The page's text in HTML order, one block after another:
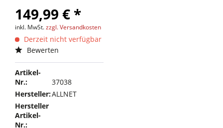
149,99 € *
inkl. MwSt.zzgl. Versandkosten
Derzeit nicht verfügbar
Bewerten
Artikel-
Nr.:
37038
Hersteller:ALLNET
Hersteller
Artikel-
Nr.: